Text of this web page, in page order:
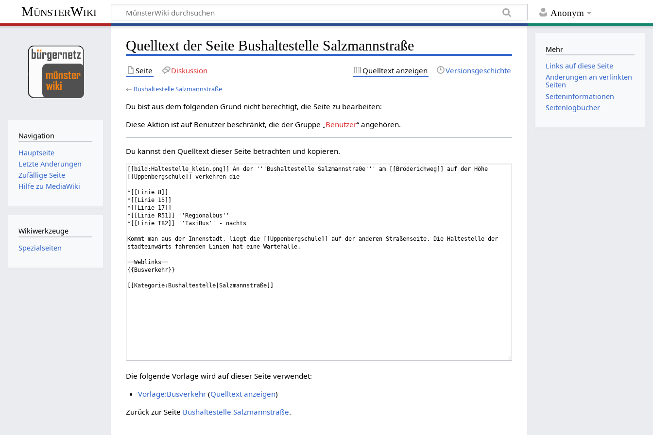
Anonym
MünsterWiki
Quelltext der Seite Bushaltestelle Salzmannstraße
Seite Diskussion Quelltext anzeigen Versionsgeschichte
← Bushaltestelle Salzmannstraße
Du bist aus dem folgenden Grund nicht berechtigt, die Seite zu bearbeiten:
Diese Aktion ist auf Benutzer beschränkt, die der Gruppe „Benutzer“ angehören.
Du kannst den Quelltext dieser Seite betrachten und kopieren.
Die folgende Vorlage wird auf dieser Seite verwendet:
Vorlage:Busverkehr(Quelltext anzeigen)
Zurück zur Seite Bushaltestelle Salzmannstraße.
Navigation
Hauptseite
Letzte Änderungen
Zufällige Seite
Hilfe zu MediaWiki
Wikiwerkzeuge
Spezialseiten
Mehr
Links auf diese Seite
Änderungen an verlinkten
Seiten
Seiten­informationen
Seitenlogbücher